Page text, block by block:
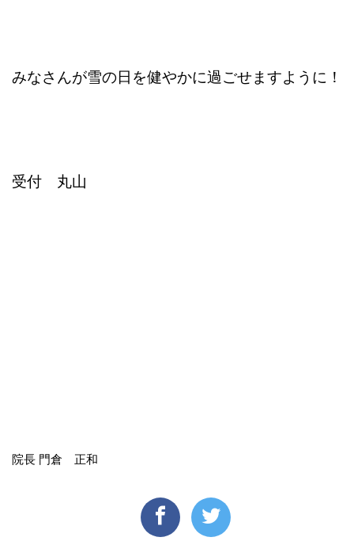
みなさんが雪の日を健やかに過ごせますように！
受付 丸山
院長 門倉 正和